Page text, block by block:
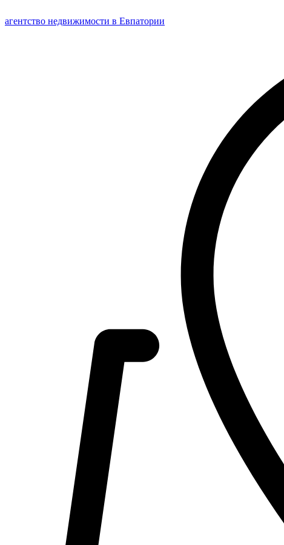
агентство недвижимости в Евпатории